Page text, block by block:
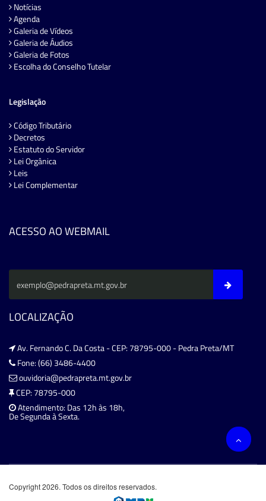
Notícias
Agenda
Galeria de Vídeos
Galeria de Áudios
Galeria de Fotos
Escolha do Conselho Tutelar
Legislação
Código Tributário
Decretos
Estatuto do Servidor
Lei Orgânica
Leis
Lei Complementar
ACESSO AO WEBMAIL
LOCALIZAÇÃO
Av. Fernando C. Da Costa - CEP: 78795-000 - Pedra Preta/MT
Fone: (66) 3486-4400
ouvidoria@pedrapreta.mt.gov.br
CEP: 78795-000
Atendimento: Das 12h às 18h,
De Segunda à Sexta.
Copyright 2026. Todos os direitos reservados.